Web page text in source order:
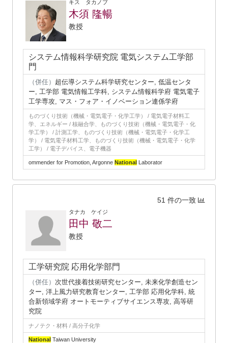
キス タカノブ
木須 隆暢
教授
システム情報科学研究院 電気システム工学部
門
（併任） 超伝導システム科学研究センター, 低温センタ
ー, 工学部 電気情報工学科, システム情報科学府 電気電子
工学専攻, マス・フォア・イノベーション連係学府
ものづくり技術（機械・電気電子・化学工学） / 電気電子材料工
学、エネルギー / 核融合学、ものづくり技術（機械・電気電子・化
学工学） / 計測工学、ものづくり技術（機械・電気電子・化学工
学） / 電気電子材料工学、ものづくり技術（機械・電気電子・化学
工学） / 電子デバイス、電子機器
ommender for Promotion, Argonne National Laborator
51 件の一致
タナカ ケイジ
田中 敬二
教授
工学研究院 応用化学部門
（併任） 次世代接着技術研究センター, 未来化学創造セン
ター, 洋上風力研究教育センター, 工学部 応用化学科, 統
合新領域学府 オートモーティブサイエンス専攻, 高等研
究院
ナノテク・材料 / 高分子化学
National Taiwan University